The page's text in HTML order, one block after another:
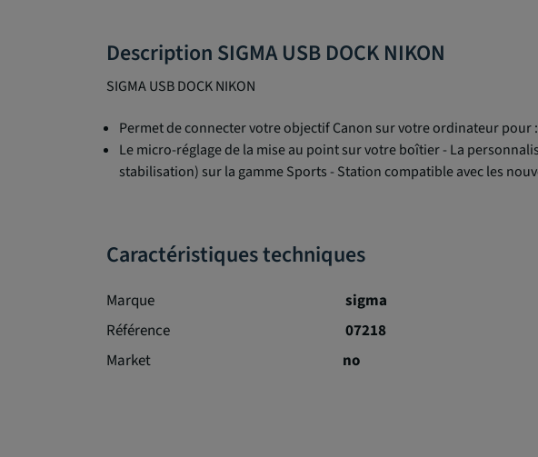
Description SIGMA USB DOCK NIKON
SIGMA USB DOCK NIKON
Permet de connecter votre objectif Canon sur votre ordinateur
Le micro-réglage de la mise au point sur votre boîtier - La
stabilisation) sur la gamme Sports - Station compatible avec les
Caractéristiques techniques
Marque
sigma
Référence
07218
Market
no